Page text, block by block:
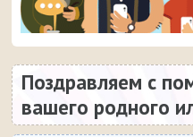
Поздравляем с
вашего родного